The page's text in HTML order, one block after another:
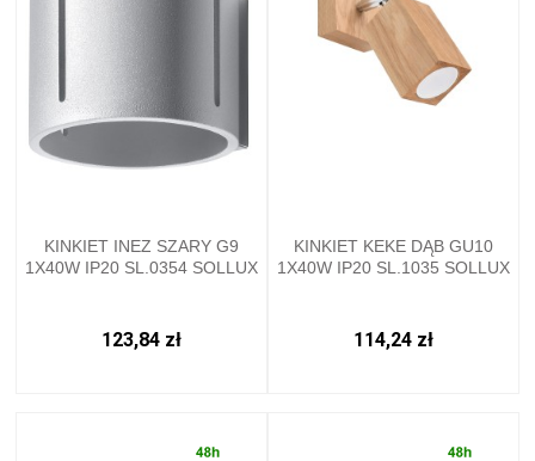
KINKIET INEZ SZARY G9
1X40W IP20 SL.0354 SOLLUX
123,84 zł
KINKIET KEKE DĄB GU10
1X40W IP20 SL.1035 SOLLUX
114,24 zł